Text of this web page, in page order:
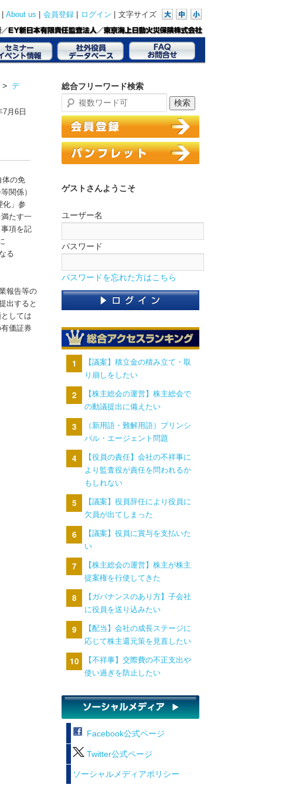
About us 会員登録 ログイン 文字サイズ
> デ
7月6日
体の免
関係）
化」参
たす一
項を記
る
報告等の
出すると
しては
価証券
総合フリーワード検索
ゲストさんようこそ
ユーザー名
パスワード
パスワードを忘れた方はこちら
【議案】積立金の積み立て・取
り崩しをしたい
【株主総会の運営】株主総会で
の動議提出に備えたい
（新用語・難解用語）プリンシ
パル・エージェント問題
【役員の責任】会社の不祥事に
より監査役が責任を問われるか
もしれない
【議案】役員辞任により役員に
欠員が出てしまった
【議案】役員に賞与を支払いた
い
【株主総会の運営】株主が株主
提案権を行使してきた
【ガバナンスのあり方】子会社
に役員を送り込みたい
【配当】会社の成長ステージに
応じて株主還元策を見直したい
【不祥事】交際費の不正支出や
使い過ぎを防止したい
Facebook公式ページ
Twitter公式ページ
ソーシャルメディアポリシー